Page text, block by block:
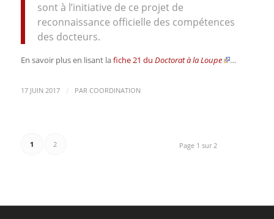
sont à l’initiative de ce projet de
reconnaissance officielle des compétences
des docteurs.
En savoir plus en lisant lafiche 21 du Doctorat à la Loupe …
17 JUIN 2017 / PAR COORDINATION
Page 1 sur 2
1 2